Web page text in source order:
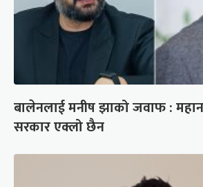
बालेनलाई मनीष झाको जवाफ :
सरकार एक्लो छैन